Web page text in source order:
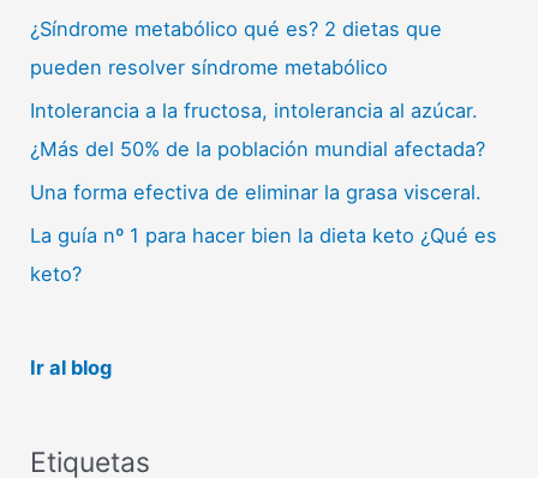
¿Síndrome metabólico qué es? 2 dietas que
pueden resolver síndrome metabólico
Intolerancia a la fructosa, intolerancia al azúcar.
¿Más del 50% de la población mundial afectada?
Una forma efectiva de eliminar la grasa visceral.
La guía nº 1 para hacer bien la dieta keto ¿Qué es
keto?
Ir al blog
Etiquetas